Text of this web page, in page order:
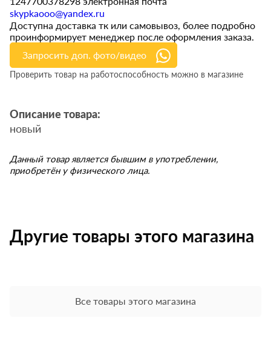
skypkaooo@yandex.ru
Доступна доставка тк или самовывоз, более подробно
проинформирует менеджер после оформления заказа.
Запросить доп. фото/видео
Проверить товар на работоспособность можно в магазине
Описание товара:
новый
Данный товар является бывшим в употреблении,
приобретён у физического лица.
Другие товары этого магазина
Все товары этого магазина